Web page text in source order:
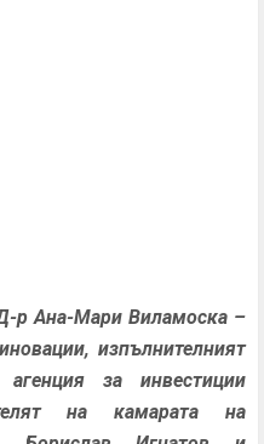
р Ана-Мари Виламоска –
изпълнителният
за инвестиции
на камарата на